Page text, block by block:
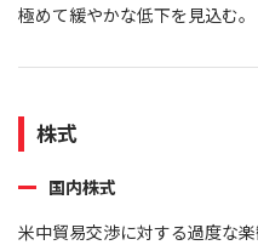
極めて緩やかな低下を見込む。
株式
国内株式
米中貿易交渉に対する過度な